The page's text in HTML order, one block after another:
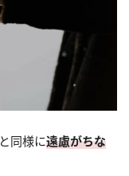
同様に遠慮がちな